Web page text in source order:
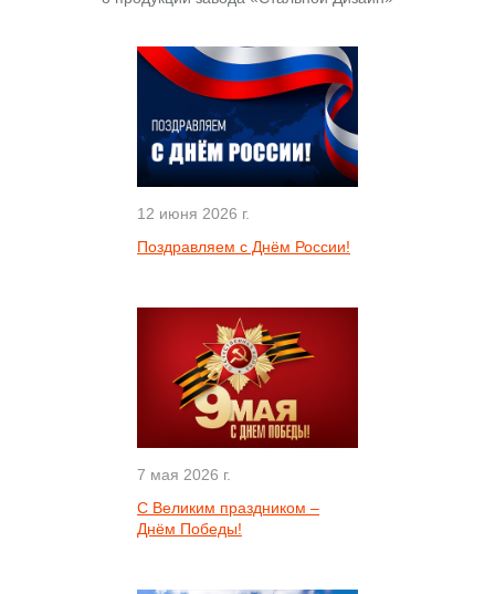
12 июня 2026 г.
Поздравляем с Днём России!
7 мая 2026 г.
С Великим праздником –
Днём Победы!